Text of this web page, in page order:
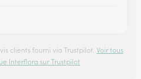
clients fourni via Trustpilot. Voir tous
Interflora sur Trustpilot